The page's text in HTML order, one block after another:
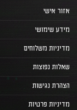
אזור אישי
מידע שימושי
מדיניות משלוחים
שאלות נפוצות
הצהרת נגישות
מדיניות פרטיות